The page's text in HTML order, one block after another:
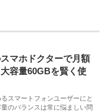
マホドクターで月額
容量60GBを賢く使
スマートフォンユーザーにと
のバランスは常に悩ましい問